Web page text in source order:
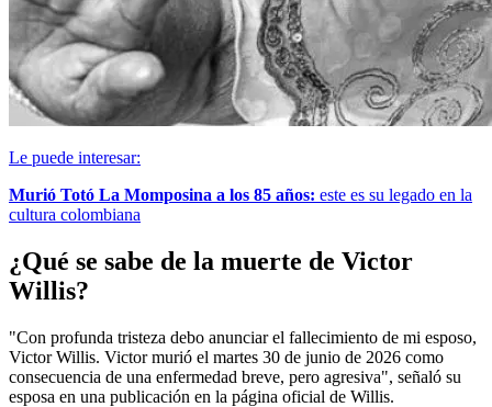
Le puede interesar:
Murió Totó La Momposina a los 85 años: este es su legado en la
cultura colombiana
¿Qué se sabe de la muerte de Victor
Willis?
"Con profunda tristeza debo anunciar el fallecimiento de mi esposo,
Victor Willis. Victor murió el martes 30 de junio de 2026 como
consecuencia de una enfermedad breve, pero agresiva", señaló su
esposa en una publicación en la página oficial de Willis.